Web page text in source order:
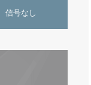
信号なし